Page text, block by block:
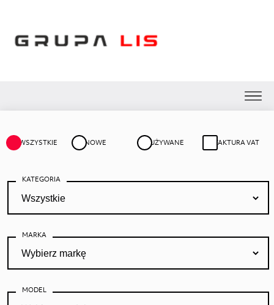
WSZYSTKIE NOWE UŻYWANE FAKTURA VAT
KATEGORIA
MARKA
MODEL